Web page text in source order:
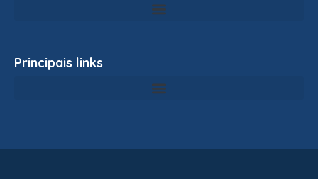
Principais links